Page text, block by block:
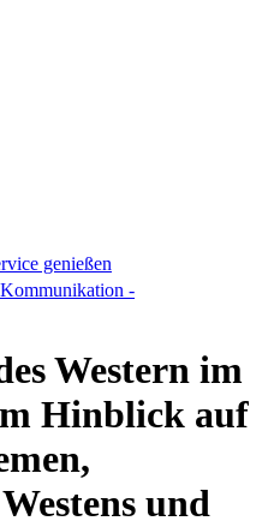
genießen
-
Western im
Hinblick auf
und